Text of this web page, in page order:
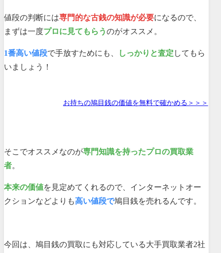
値段の判断には専門的な古銭の知識が必要になるので、
まずは一度プロに見てもらうのがオススメ。
1番高い値段で手放すためにも、 しっかりと査定 してもら
いましょう！
お持ちの鳩目銭の価値を無料で確かめる＞＞＞
そこでオススメなのが専門知識を持ったプロの買取業
者。
本来の価値を見定めてくれるので、インターネットオー
クションなどよりも高い値段で鳩目銭を売れるんです。
今回は、鳩目銭の買取にも対応している大手買取業者2社